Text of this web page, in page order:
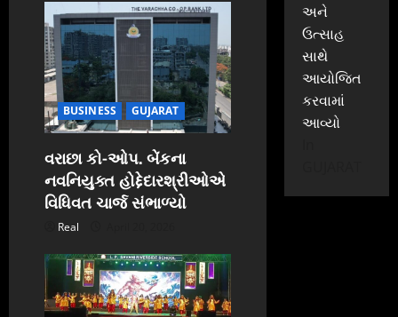
BUSINESS GUJARAT
વરાછા કો-ઓપ. બેંકના
નવનિયુક્ત હોદ્દેદારશ્રીઓએ
વિધિવત ચાર્જ સંભાળ્યો
Real
અને
ઉત્સાહ
સાથે
આયોજિત
કરવામાં
આવ્યો